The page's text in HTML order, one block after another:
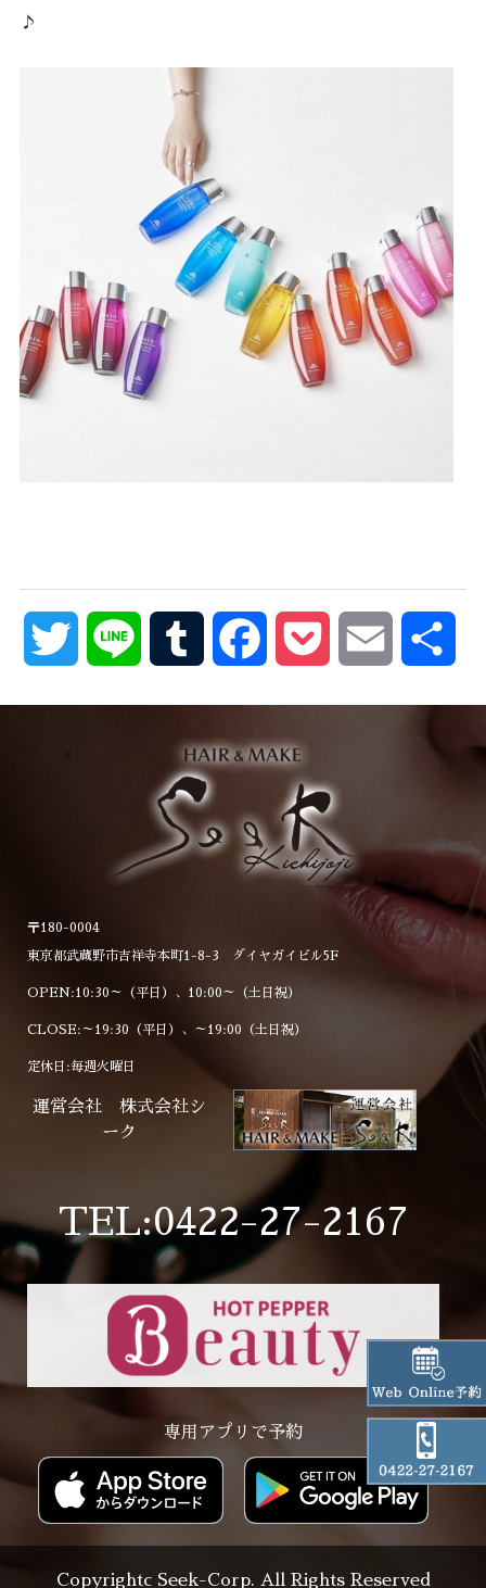
♪
Twitter Line Tumblr FacebookPocket Email
〒180-0004
東京都武蔵野市吉祥寺本町1-8-3 ダイヤガイビル5F
OPEN:10:30～（平日）、10:00～（土日祝）
CLOSE:～19:30（平日）、～19:00（土日祝）
定休日:毎週火曜日
運営会社 株式会社シ
ーク
TEL:0422-27-2167
専用アプリで予約
Copyrightc Seek-Corp. All Rights Reserved